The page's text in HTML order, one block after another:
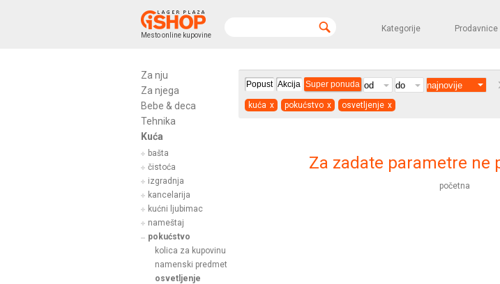
Mesto online kupovine
Kategorije Prodavnice
Za nju
Za njega
Bebe & deca
Tehnika
Kuća
bašta
čistoća
izgradnja
kancelarija
kućni ljubimac
nameštaj
pokućstvo
kolica za kupovinu
namenski predmet
osvetljenje
Popust Akcija Super ponuda
kuća x pokućstvo x osvetljenje x
Za zadate parametre ne
početna